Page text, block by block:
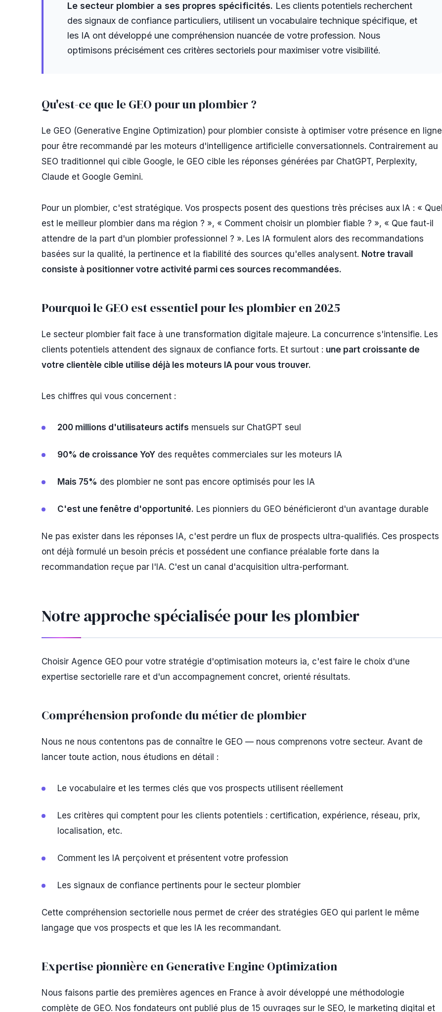
Le secteur plombier a ses propres spécificités. Les clients potentiels recherchent
des signaux de confiance particuliers, utilisent un vocabulaire technique spécifique, et
les IA ont développé une compréhension nuancée de votre profession. Nous
optimisons précisément ces critères sectoriels pour maximiser votre visibilité.
Qu'est-ce que le GEO pour un plombier ?
Le GEO (Generative Engine Optimization) pour plombier consiste à optimiser votre présence en ligne
pour être recommandé par les moteurs d'intelligence artificielle conversationnels. Contrairement au
SEO traditionnel qui cible Google, le GEO cible les réponses générées par ChatGPT, Perplexity,
Claude et Google Gemini.
Pour un plombier, c'est stratégique. Vos prospects posent des questions très précises aux IA : « Quel
est le meilleur plombier dans ma région ? », « Comment choisir un plombier fiable ? », « Que faut-il
attendre de la part d'un plombier professionnel ? ». Les IA formulent alors des recommandations
basées sur la qualité, la pertinence et la fiabilité des sources qu'elles analysent. Notre travail
consiste à positionner votre activité parmi ces sources recommandées.
Pourquoi le GEO est essentiel pour les plombier en 2025
Le secteur plombier fait face à une transformation digitale majeure. La concurrence s'intensifie. Les
clients potentiels attendent des signaux de confiance forts. Et surtout : une part croissante de
votre clientèle cible utilise déjà les moteurs IA pour vous trouver.
Les chiffres qui vous concernent :
200 millions d'utilisateurs actifs mensuels sur ChatGPT seul
90% de croissance YoY des requêtes commerciales sur les moteurs IA
Mais 75% des plombier ne sont pas encore optimisés pour les IA
C'est une fenêtre d'opportunité. Les pionniers du GEO bénéficieront d'un avantage durable
Ne pas exister dans les réponses IA, c'est perdre un flux de prospects ultra-qualifiés. Ces prospects
ont déjà formulé un besoin précis et possédent une confiance préalable forte dans la
recommandation reçue par l'IA. C'est un canal d'acquisition ultra-performant.
Notre approche spécialisée pour les plombier
Choisir Agence GEO pour votre stratégie d'optimisation moteurs ia, c'est faire le choix d'une
expertise sectorielle rare et d'un accompagnement concret, orienté résultats.
Compréhension profonde du métier de plombier
Nous ne nous contentons pas de connaître le GEO — nous comprenons votre secteur. Avant de
lancer toute action, nous étudions en détail :
Le vocabulaire et les termes clés que vos prospects utilisent réellement
Les critères qui comptent pour les clients potentiels : certification, expérience, réseau, prix,
localisation, etc.
Comment les IA perçoivent et présentent votre profession
Les signaux de confiance pertinents pour le secteur plombier
Cette compréhension sectorielle nous permet de créer des stratégies GEO qui parlent le même
langage que vos prospects et que les IA les recommandant.
Expertise pionnière en Generative Engine Optimization
Nous faisons partie des premières agences en France à avoir développé une méthodologie
complète de GEO. Nos fondateurs ont publié plus de 15 ouvrages sur le SEO, le marketing digital et